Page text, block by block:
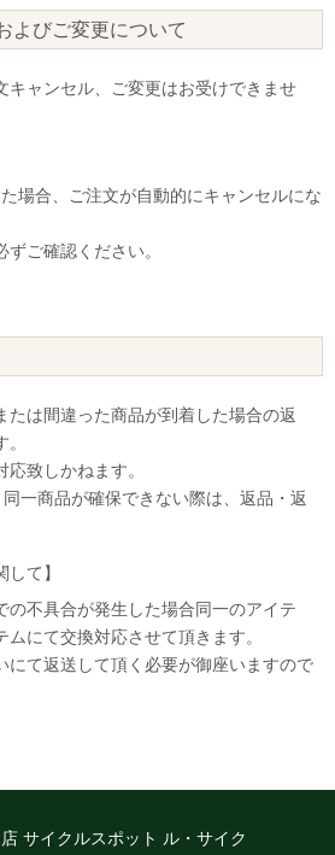
よびご変更について
キャンセル、ご変更はお受けできませ
場合、ご注文が自動的にキャンセルにな
ご確認ください。
たは間違った商品が到着した場合の返
致しかねます。
一商品が確保できない際は、返品・返
て】
の不具合が発生した場合同一のアイテ
にて交換対応させて頂きます。
にて返送して頂く必要が御座いますので
サイクルスポット ル・サイク